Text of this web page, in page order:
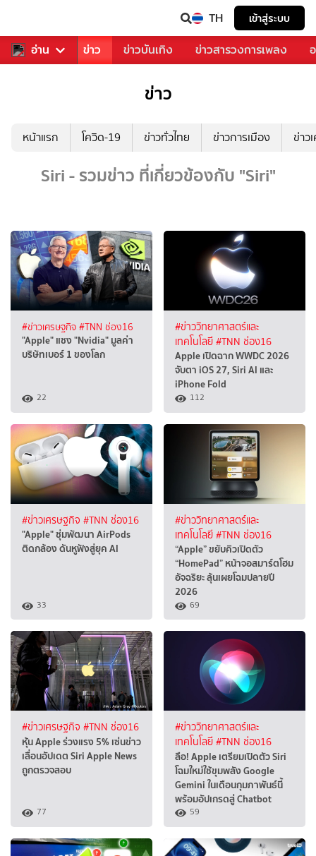
TH เข้าสู่ระบบ
อ่าน
คุณ กีฬา ข่าว ข่าวบันเทิง ข่าวสารวงการเพลง
ข่าว
หน้าแรก โควิด-19 ข่าวทั่วไทย ข่าวการเมือง ข่าว
Siri - รวมข่าว ที่เกี่ยวข้องกับ "Siri"
#ข่าวเศรษฐกิจ #TNN ช่อง16
"Apple" แซง "Nvidia" มูลค่า
บริษัทเบอร์ 1 ของโลก
22
#ข่าววิทยาศาสตร์และ
เทคโนโลยี#TNN ช่อง16
Apple เปิดฉาก WWDC 2026
จับตา iOS 27, Siri AI และ
iPhone Fold
112
#ข่าวเศรษฐกิจ #TNN ช่อง16
"Apple" ซุ่มพัฒนา AirPods
ติดกล้อง ดันหูฟังสู่ยุค AI
33
#ข่าววิทยาศาสตร์และ
เทคโนโลยี#TNN ช่อง16
“Apple” ขยับคิวเปิดตัว
“HomePad” หน้าจอสมาร์ตโฮม
อัจฉริยะ ลุ้นเผยโฉมปลายปี
2026
69
#ข่าวเศรษฐกิจ #TNN ช่อง16
หุ้น Apple ร่วงแรง 5% เซ่นข่าว
เลื่อนอัปเดต Siri Apple News
ถูกตรวจสอบ
77
#ข่าววิทยาศาสตร์และ
เทคโนโลยี#TNN ช่อง16
ลือ! Apple เตรียมเปิดตัว Siri
โฉมใหม่ใช้ขุมพลัง Google
Gemini ในเดือนกุมภาพันธ์นี้
พร้อมอัปเกรดสู่ Chatbot
59